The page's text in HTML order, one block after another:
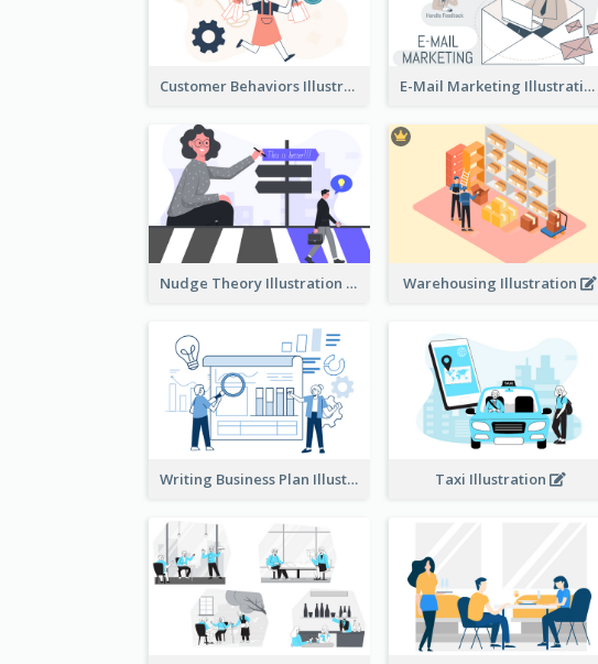
Customer Behaviors Illustration E-Mail Marketing Illustration
Nudge Theory Illustration Warehousing Illustration
Writing Business Plan Illustration Taxi Illustration